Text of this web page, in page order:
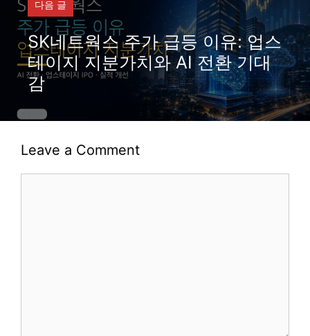
다음 글
SK네트웍스 주가 급등 이유: 업스
테이지 지분가치와 AI 전환 기대
감
Leave a Comment